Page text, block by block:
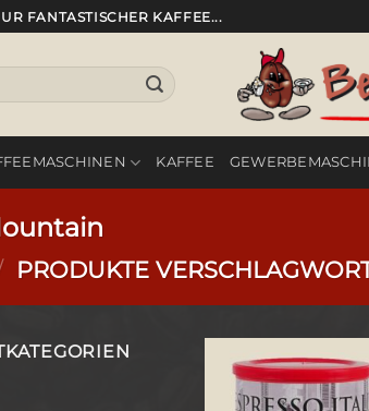
FANTASTISCHER KAFFEE...
KAFFEE
PRODUKTE